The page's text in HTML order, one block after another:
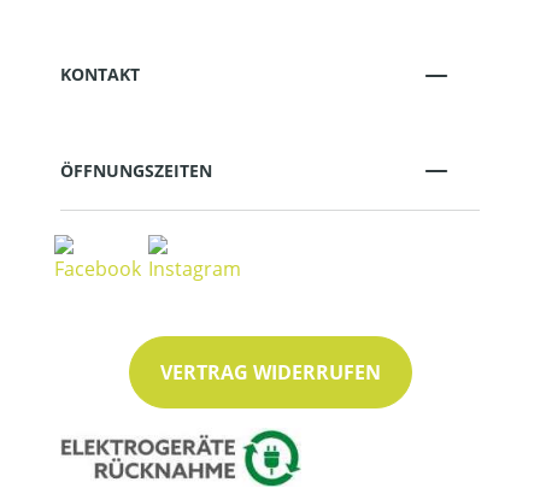
KONTAKT
ÖFFNUNGSZEITEN
VERTRAG WIDERRUFEN